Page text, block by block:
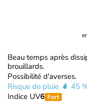
Beau temps après
brouillards.
Possibilité d'averses.
Risque de pluie
45
Indice UV6 Fort